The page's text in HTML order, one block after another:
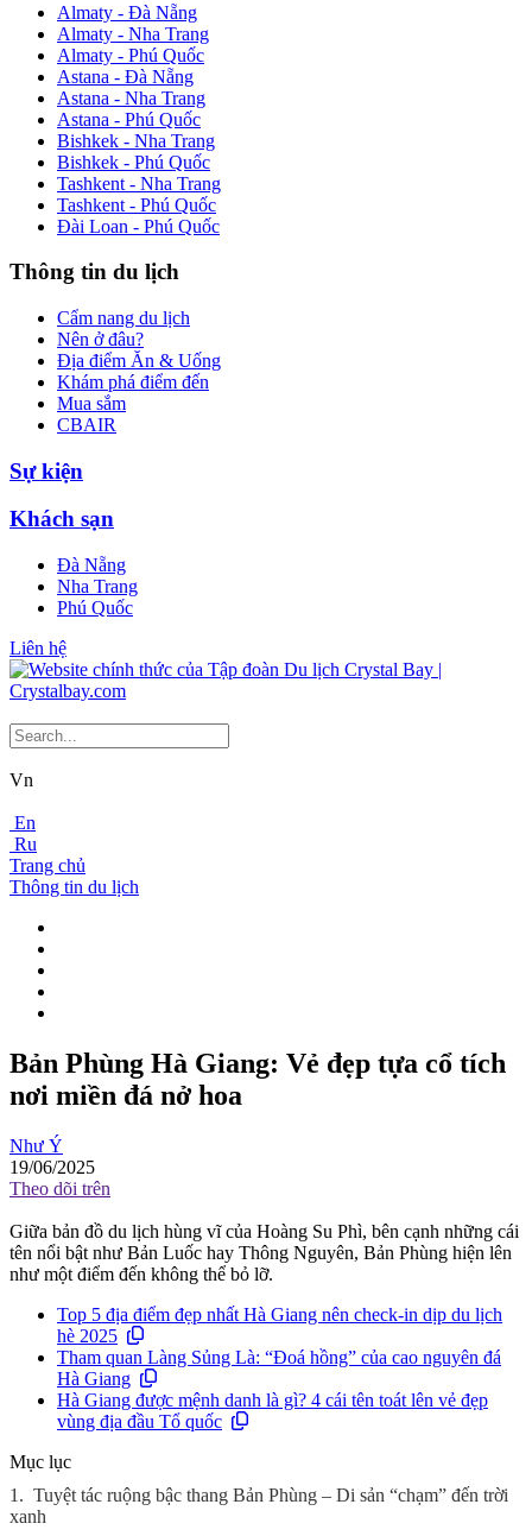
Almaty - Đà Nẵng
Almaty - Nha Trang
Almaty - Phú Quốc
Astana - Đà Nẵng
Astana - Nha Trang
Astana - Phú Quốc
Bishkek - Nha Trang
Bishkek - Phú Quốc
Tashkent - Nha Trang
Tashkent - Phú Quốc
Đài Loan - Phú Quốc
Thông tin du lịch
Cẩm nang du lịch
Nên ở đâu?
Địa điểm Ăn & Uống
Khám phá điểm đến
Mua sắm
CBAIR
Sự kiện
Khách sạn
Đà Nẵng
Nha Trang
Phú Quốc
Liên hệ
Vn
En
Ru
Trang chủ
Thông tin du lịch
Bản Phùng Hà Giang: Vẻ đẹp tựa cổ tích
nơi miền đá nở hoa
Như Ý
19/06/2025
Theo dõi trên
Giữa bản đồ du lịch hùng vĩ của Hoàng Su Phì, bên cạnh những cái
tên nổi bật như Bản Luốc hay Thông Nguyên, Bản Phùng hiện lên
như một điểm đến không thể bỏ lỡ.
Top 5 địa điểm đẹp nhất Hà Giang nên check-in dịp du lịch
hè 2025
Tham quan Làng Sủng Là: “Đoá hồng” của cao nguyên đá
Hà Giang
Hà Giang được mệnh danh là gì? 4 cái tên toát lên vẻ đẹp
vùng địa đầu Tổ quốc
Mục lục
1. Tuyệt tác ruộng bậc thang Bản Phùng – Di sản “chạm” đến trời
xanh